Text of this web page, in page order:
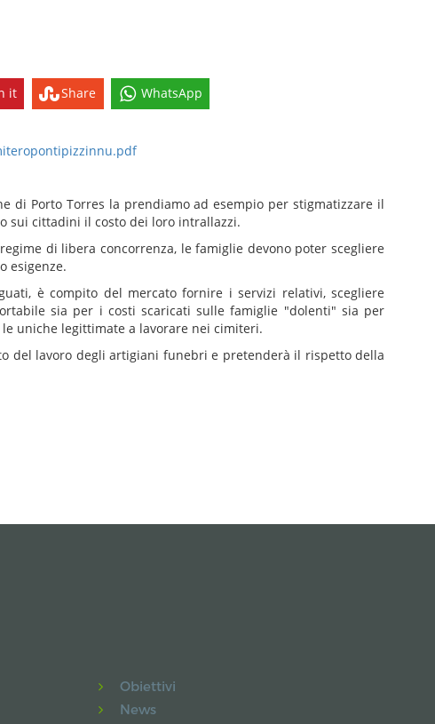
it Share WhatsApp
di Porto Torres la prendiamo ad esempio per stigmatizzare il
sui cittadini il costo dei loro intrallazzi.
di libera concorrenza, le famiglie devono poter scegliere
esigenze.
è compito del mercato fornire i servizi relativi, scegliere
sia per i costi scaricati sulle famiglie "dolenti" sia per
uniche legittimate a lavorare nei cimiteri.
del lavoro degli artigiani funebri e pretenderà il rispetto della
Obiettivi
News